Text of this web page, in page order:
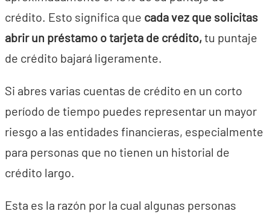
crédito. Esto significa que cada vez que solicitas
abrir un préstamo o tarjeta de crédito,tu puntaje
de crédito bajará ligeramente.
Si abres varias cuentas de crédito en un corto
período de tiempo puedes representar un mayor
riesgo a las entidades financieras, especialmente
para personas que no tienen un historial de
crédito largo.
Esta es la razón por la cual algunas personas